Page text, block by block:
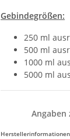
Gebindegrößen:
250 ml
500 ml
1000 ml
5000 ml